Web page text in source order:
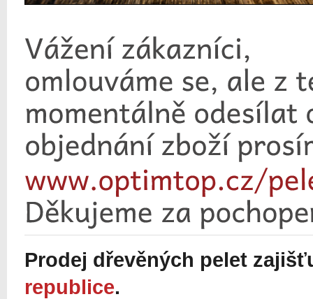
Prodej dřevěných pelet
republice.